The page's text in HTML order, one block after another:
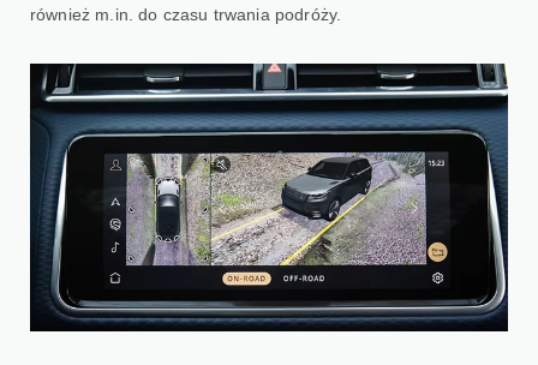
również m.in. do czasu trwania podróży.